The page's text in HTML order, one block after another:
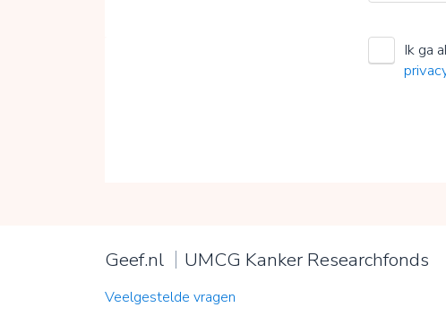
Ik ga
Geef.nl UMCG Kanker Researchfonds
Veelgestelde vragen